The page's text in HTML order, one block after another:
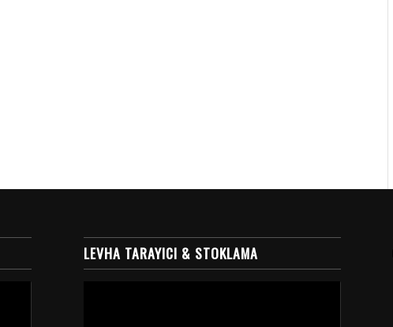
LEVHA TARAYICI & STOKLAMA